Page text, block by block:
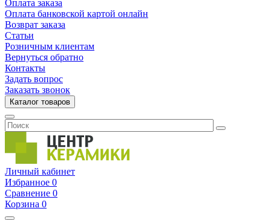
Оплата заказа
Оплата банковской картой онлайн
Возврат заказа
Статьи
Розничным клиентам
Вернуться обратно
Контакты
Задать вопрос
Заказать звонок
Каталог товаров
Личный кабинет
Избранное 0
Сравнение 0
Корзина 0